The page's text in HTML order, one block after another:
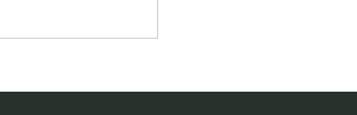
CIPA a la Excelencia